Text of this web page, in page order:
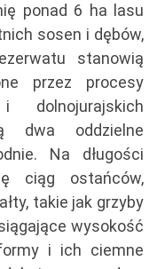
ponad 6 ha lasu
sosen i dębów,
stanowią
przez procesy
dwa oddzielne
Na długości
ciąg ostańców,
takie jak grzyby
wysokość
i ich ciemne